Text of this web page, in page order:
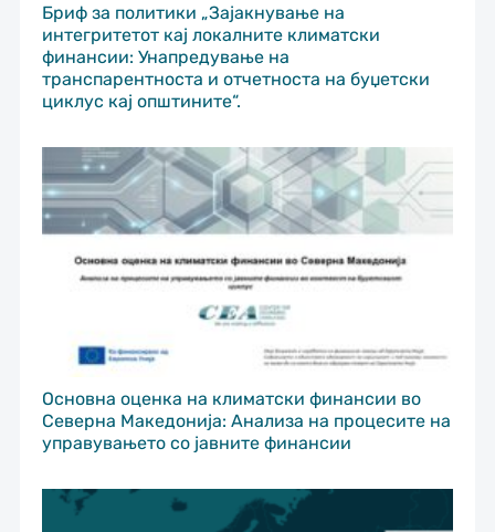
Бриф за политики „Зајакнување на
интегритетот кај локалните климатски
финансии: Унапредување на
транспарентноста и отчетноста на буџетски
циклус кај општините“.
Основна оценка на климатски финансии во
Северна Македонија: Анализа на процесите на
управувањето со јавните финансии